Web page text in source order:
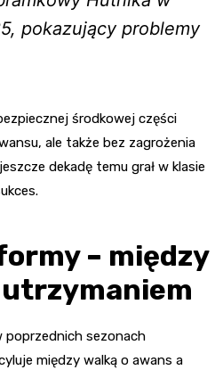
pokazujący problemy
środkowej części
ale także bez zagrożenia
dekadę temu grał w klasie
– między
poprzednich sezonach
między walką o awans a